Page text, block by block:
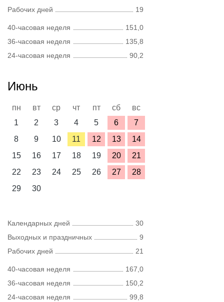
Рабочих дней
19
40-часовая неделя
151,0
36-часовая неделя
135,8
24-часовая неделя
90,2
Июнь
пн вт ср чт пт сб
вс
1
2 3 4 5 6
7
8
9 10 11 12 13
14
15
16 17 18 19 20
21
22
23 24 25 26 27
28
29
30
Календарных дней
30
Выходных и праздничных
9
Рабочих дней
21
40-часовая неделя
167,0
36-часовая неделя
150,2
24-часовая неделя
99,8